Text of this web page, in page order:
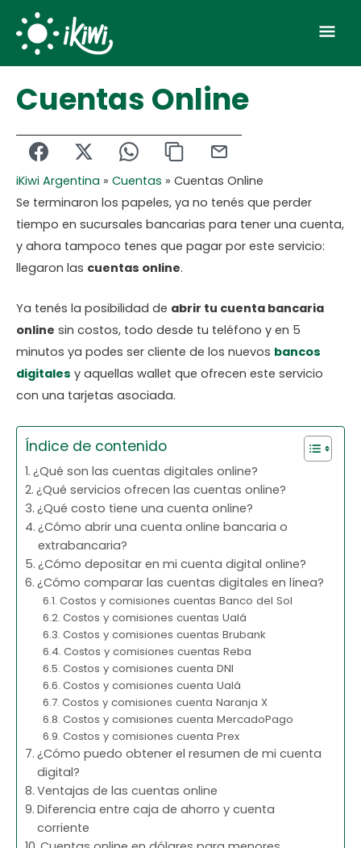
content
Cuentas Online
iKiwi Argentina » Cuentas » Cuentas Online
Se terminaron los papeles, ya no tenés que perder
tiempo en sucursales bancarias para tener una cuenta,
y ahora tampoco tenes que pagar por este servicio:
llegaron las cuentas online.
Ya tenés la posibilidad de abrir tu cuenta bancaria
online sin costos, todo desde tu teléfono y en 5
minutos ya podes ser cliente de los nuevos bancos
digitales y aquellas wallet que ofrecen este servicio
con una tarjetas asociada.
Índice de contenido
¿Qué son las cuentas digitales online?
¿Qué servicios ofrecen las cuentas online?
¿Qué costo tiene una cuenta online?
¿Cómo abrir una cuenta online bancaria o
extrabancaria?
¿Cómo depositar en mi cuenta digital online?
¿Cómo comparar las cuentas digitales en línea?
Costos y comisiones cuentas Banco del Sol
Costos y comisiones cuentas Ualá
Costos y comisiones cuentas Brubank
Costos y comisiones cuentas Reba
Costos y comisiones cuenta DNI
Costos y comisiones cuenta Ualá
Costos y comisiones cuenta Naranja X
Costos y comisiones cuenta MercadoPago
Costos y comisiones cuenta Prex
¿Cómo puedo obtener el resumen de mi cuenta
digital?
Ventajas de las cuentas online
Diferencia entre caja de ahorro y cuenta
corriente